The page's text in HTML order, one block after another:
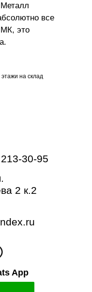
все
МК, это
на склад
30-95
2 к.2
App